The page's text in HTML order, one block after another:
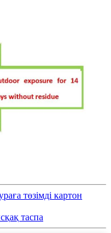
төзімді картон
таспа